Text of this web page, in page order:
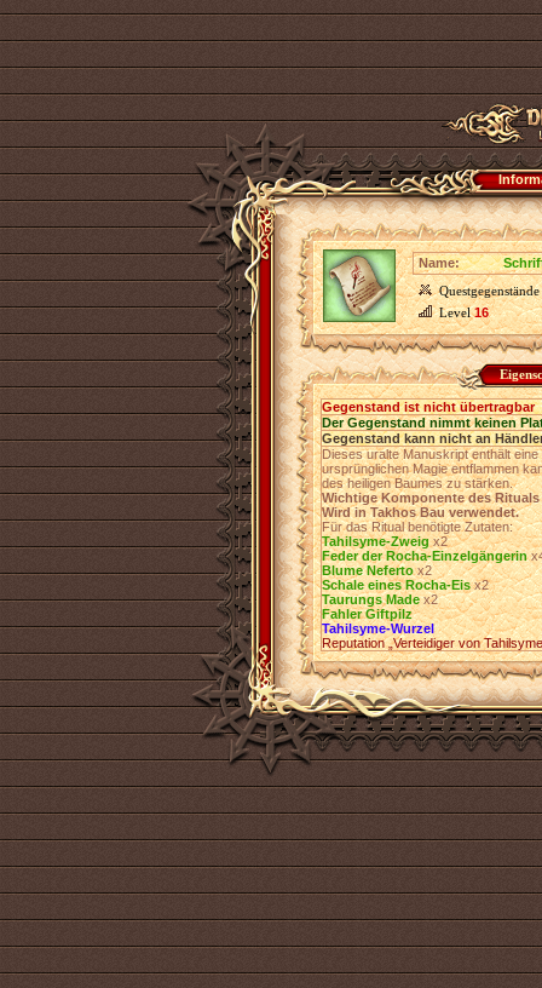
Name:
Questgegenstände
Level16
Gegenstand ist nicht übertragbar
Der Gegenstand nimmt keinen
Gegenstand kann nicht an
Dieses uralte Manuskript enthält
ursprünglichen Magie entflammen
des heiligen Baumes zu stärken.
Wichtige Komponente des
Wird in Takhos Bau verwendet.
Für das Ritual benötigte Zutaten:
Tahilsyme-Zweigх2
Feder der Rocha-Einzelgängerin
Blume Nefertoх2
Schale eines Rocha-Eisх2
Taurungs Madeх2
Fahler Giftpilz
Tahilsyme-Wurzel
Reputation „Verteidiger von